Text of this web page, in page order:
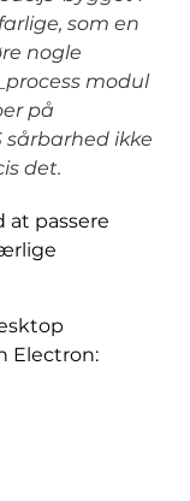
som en
nogle
modul
på
sårbarhed ikke
det.
at passere
Electron: